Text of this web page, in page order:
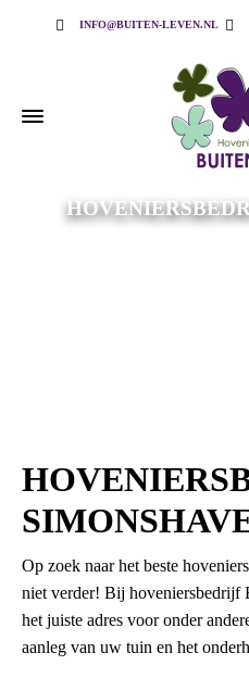
INFO@BUITEN-LEVEN.NL
Op zoek naar het beste
niet verder! Bij
het juiste adres voor onder
aanleg van uw tuin en het